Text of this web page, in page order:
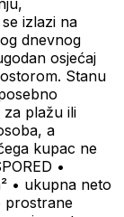
izlazi na
dnevnog
osjećaj
Stanu
plažu ili
a
kupac ne
•
• ukupna neto
prostrane